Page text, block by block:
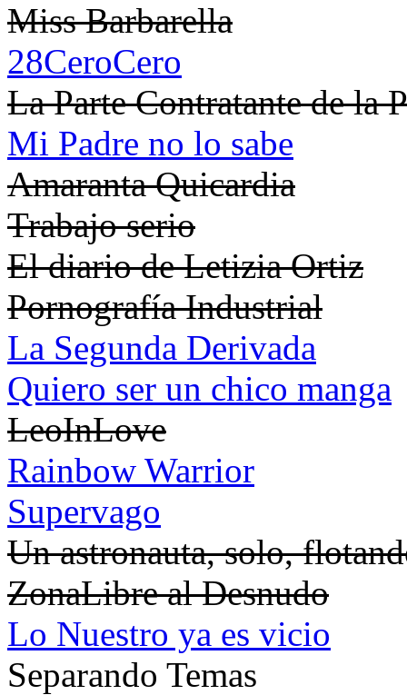
Miss Barbarella
28CeroCero
La Parte Contratante de la
Mi Padre no lo sabe
Amaranta Quicardia
Trabajo serio
El diario de Letizia Ortiz
Pornografía Industrial
La Segunda Derivada
Quiero ser un chico manga
LeoInLove
Rainbow Warrior
Supervago
Un astronauta, solo,
ZonaLibre al Desnudo
Lo Nuestro ya es vicio
Separando Temas